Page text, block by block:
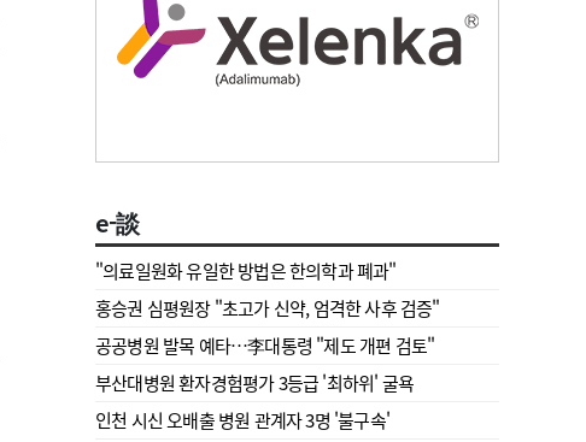
e-談
"의료일원화 유일한 방법은 한의학과 폐과"
홍승권 심평원장 " 초고가 신약, 엄격한 사후 검증"
공공병원 발목 예타…李대통령 "제도 개편 검토"
부산대병원 환자경험평가 3등급 '최하위' 굴욕
인천 시신 오배출 병원 관계자 3명 '불구속'